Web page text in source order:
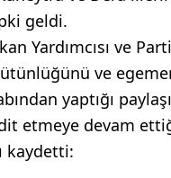
geldi.
Yardımcısı ve
ve
yaptığı
etmeye devam
kaydetti: